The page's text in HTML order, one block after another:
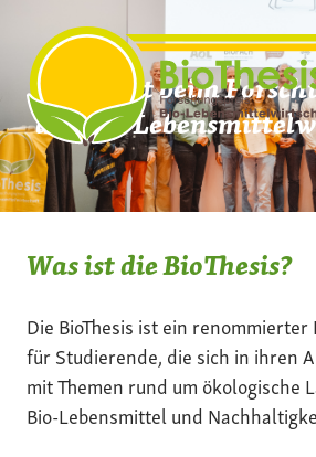
Inhalt
springenMach mit beim
der Bio-
Was ist die BioThesis?
Die BioThesis ist ein
für Studierende, die sich in ihren
mit Themen rund um ökologische
Bio-Lebensmittel und